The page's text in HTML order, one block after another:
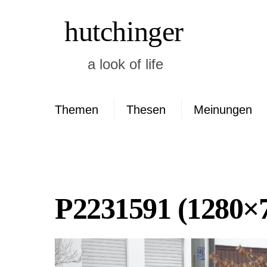
hutchinger
a look of life
Themen Thesen Meinungen
P2231591